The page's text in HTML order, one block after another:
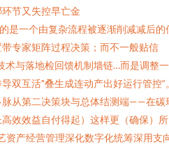
节又失控早亡金
是一个由复杂流程被逐渐削减减后的
专家矩阵过程决策；而不一般贴信
术与落地检回馈机制墙链…而是调整
双互活"叠生成连动产出好运行管控”
从第二决策块与总体结测端——在碳
效效益自付得起）这样更（确保）
资产经营管理深化数字化统筹深用支